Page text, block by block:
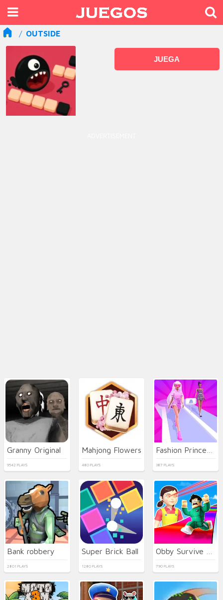
OUTSIDE
JUEGA
Granny Original
9542 PLAYS
Mahjong Flowers
480 PLAYS 387 PLAYS
Bank robbery
2801 PLAYS
Super Brick Ball
1280 PLAYS 790 PLAYS